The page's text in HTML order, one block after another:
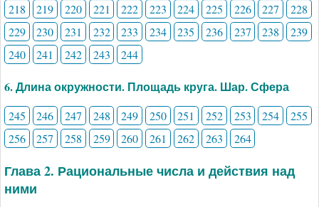
218 219 220 221 222 223 224 225 226 227
228
229
230 231 232 233 234 235 236 237 238
239
240
241 242 243 244
6. Длина окружности. Площадь круга. Шар. Сфера
245 246 247 248 249 250 251 252 253 254
255
256
257 258 259 260 261 262 263 264
Глава 2. Рациональные числа и действия над
ними